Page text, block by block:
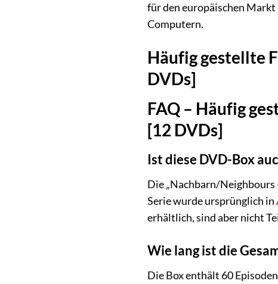
für den europäischen
Computern.
Häufig gestellte
DVDs]
FAQ – Häufig
[12 DVDs]
Ist diese DVD-Box
Die „Nachbarn/
Serie wurde ursprünglich in
erhältlich, sind aber nicht
Wie lang ist die
Die Box enthält 60